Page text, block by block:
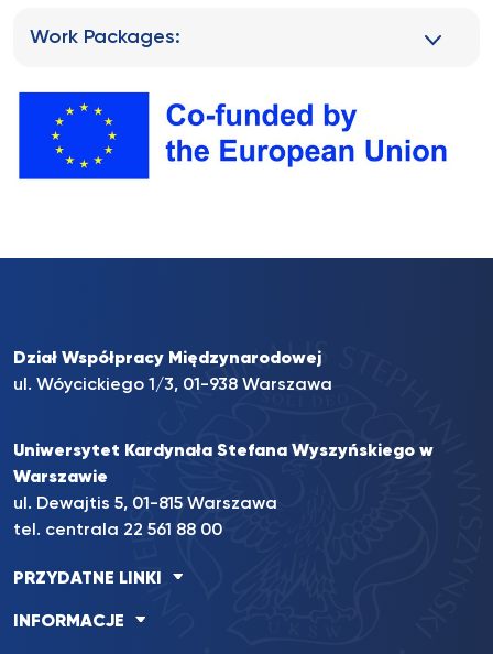
Work Packages:
Dział Współpracy Międzynarodowej
ul. Wóycickiego 1/3, 01-938 Warszawa
Uniwersytet Kardynała Stefana Wyszyńskiego w
Warszawie
ul. Dewajtis 5, 01-815 Warszawa
tel. centrala 22 561 88 00
PRZYDATNE LINKI
INFORMACJE